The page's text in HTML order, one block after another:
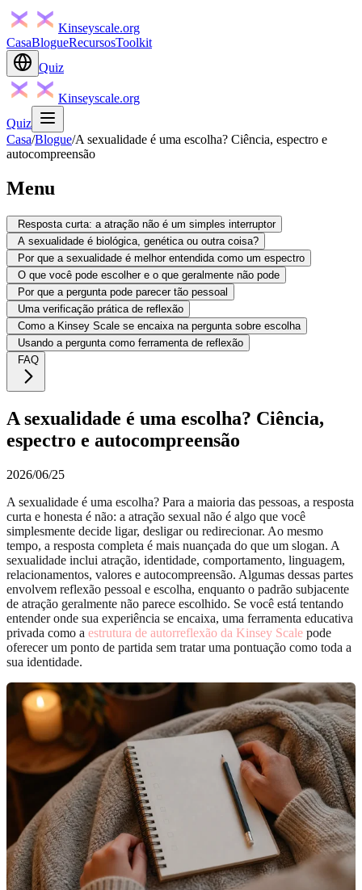
Kinseyscale.org
CasaBlogueRecursosToolkit
Quiz
Kinseyscale.org
Quiz
Casa/Blogue/A sexualidade é uma escolha? Ciência, espectro e
autocompreensão
Menu
Resposta curta: a atração não é um simples interruptor
A sexualidade é biológica, genética ou outra coisa?
Por que a sexualidade é melhor entendida como um espectro
O que você pode escolher e o que geralmente não pode
Por que a pergunta pode parecer tão pessoal
Uma verificação prática de reflexão
Como a Kinsey Scale se encaixa na pergunta sobre escolha
Usando a pergunta como ferramenta de reflexão
FAQ
A sexualidade é uma escolha? Ciência,
espectro e autocompreensão
2026/06/25
A sexualidade é uma escolha? Para a maioria das pessoas, a resposta
curta e honesta é não: a atração sexual não é algo que você
simplesmente decide ligar, desligar ou redirecionar. Ao mesmo
tempo, a resposta completa é mais nuançada do que um slogan. A
sexualidade inclui atração, identidade, comportamento, linguagem,
relacionamentos, valores e autocompreensão. Algumas dessas partes
envolvem reflexão pessoal e escolha, enquanto o padrão subjacente
de atração geralmente não parece escolhido. Se você está tentando
entender onde sua experiência se encaixa, uma ferramenta educativa
privada como a estrutura de autorreflexão da Kinsey Scale pode
oferecer um ponto de partida sem tratar uma pontuação como toda a
sua identidade.